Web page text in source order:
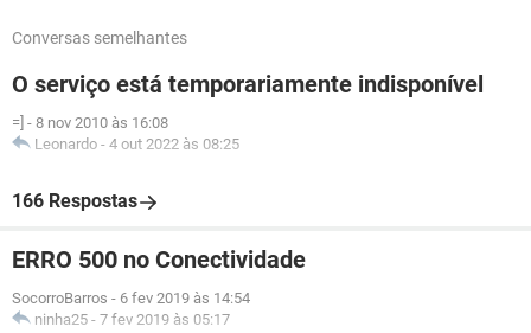
Conversas semelhantes
O serviço está temporariamente indisponível
=] - 8 nov 2010 às 16:08
Leonardo - 4 out 2022 às 08:25
166 Respostas
ERRO 500 no Conectividade
SocorroBarros - 6 fev 2019 às 14:54
ninha25 - 7 fev 2019 às 05:17